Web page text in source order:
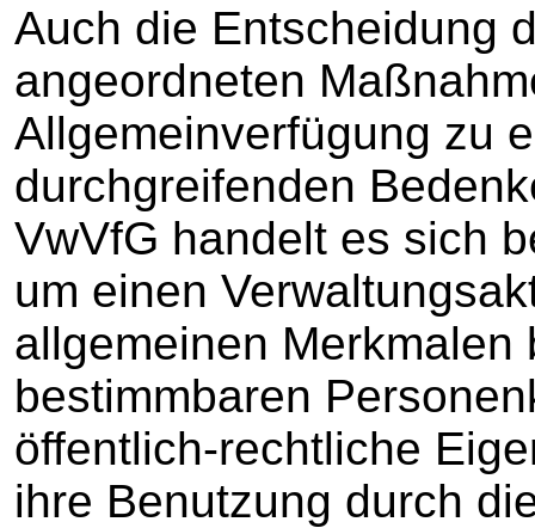
Auch die Entscheidung
angeordneten
Allgemeinverfügung zu
durchgreifenden
VwVfG handelt es sich
um einen
allgemeinen Merkmalen
bestimmbaren
öffentlich-rechtliche
ihre Benutzung durch